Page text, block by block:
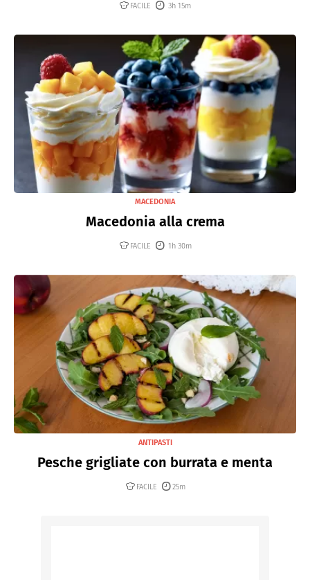
FACILE 3h 15m
MACEDONIA
Macedonia alla crema
FACILE 1h 30m
ANTIPASTI
Pesche grigliate con burrata e menta
FACILE 25m